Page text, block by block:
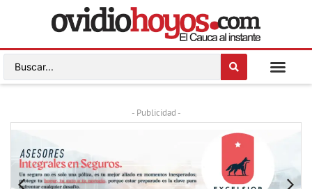
- Publicidad -